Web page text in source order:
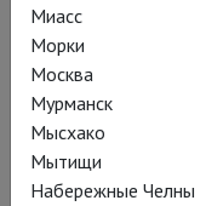
Подробнее
Миасс
Морки
Москва
Мурманск
Мысхако
Мытищи
Набережные Челны